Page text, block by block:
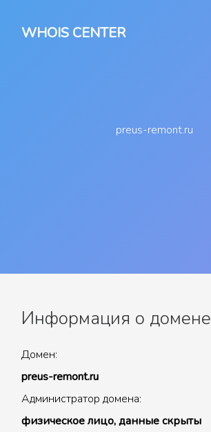
WHOIS CENTER
preus-remont.ru
Информация о домене
Домен:
preus-remont.ru
Администратор домена:
физическое лицо, данные скрыты